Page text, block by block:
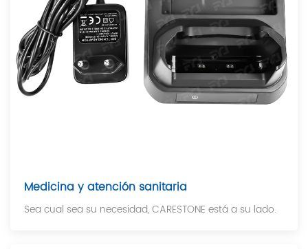
Medicina y atención sanitaria
Sea cual sea su necesidad, CARESTONE está a su lado.